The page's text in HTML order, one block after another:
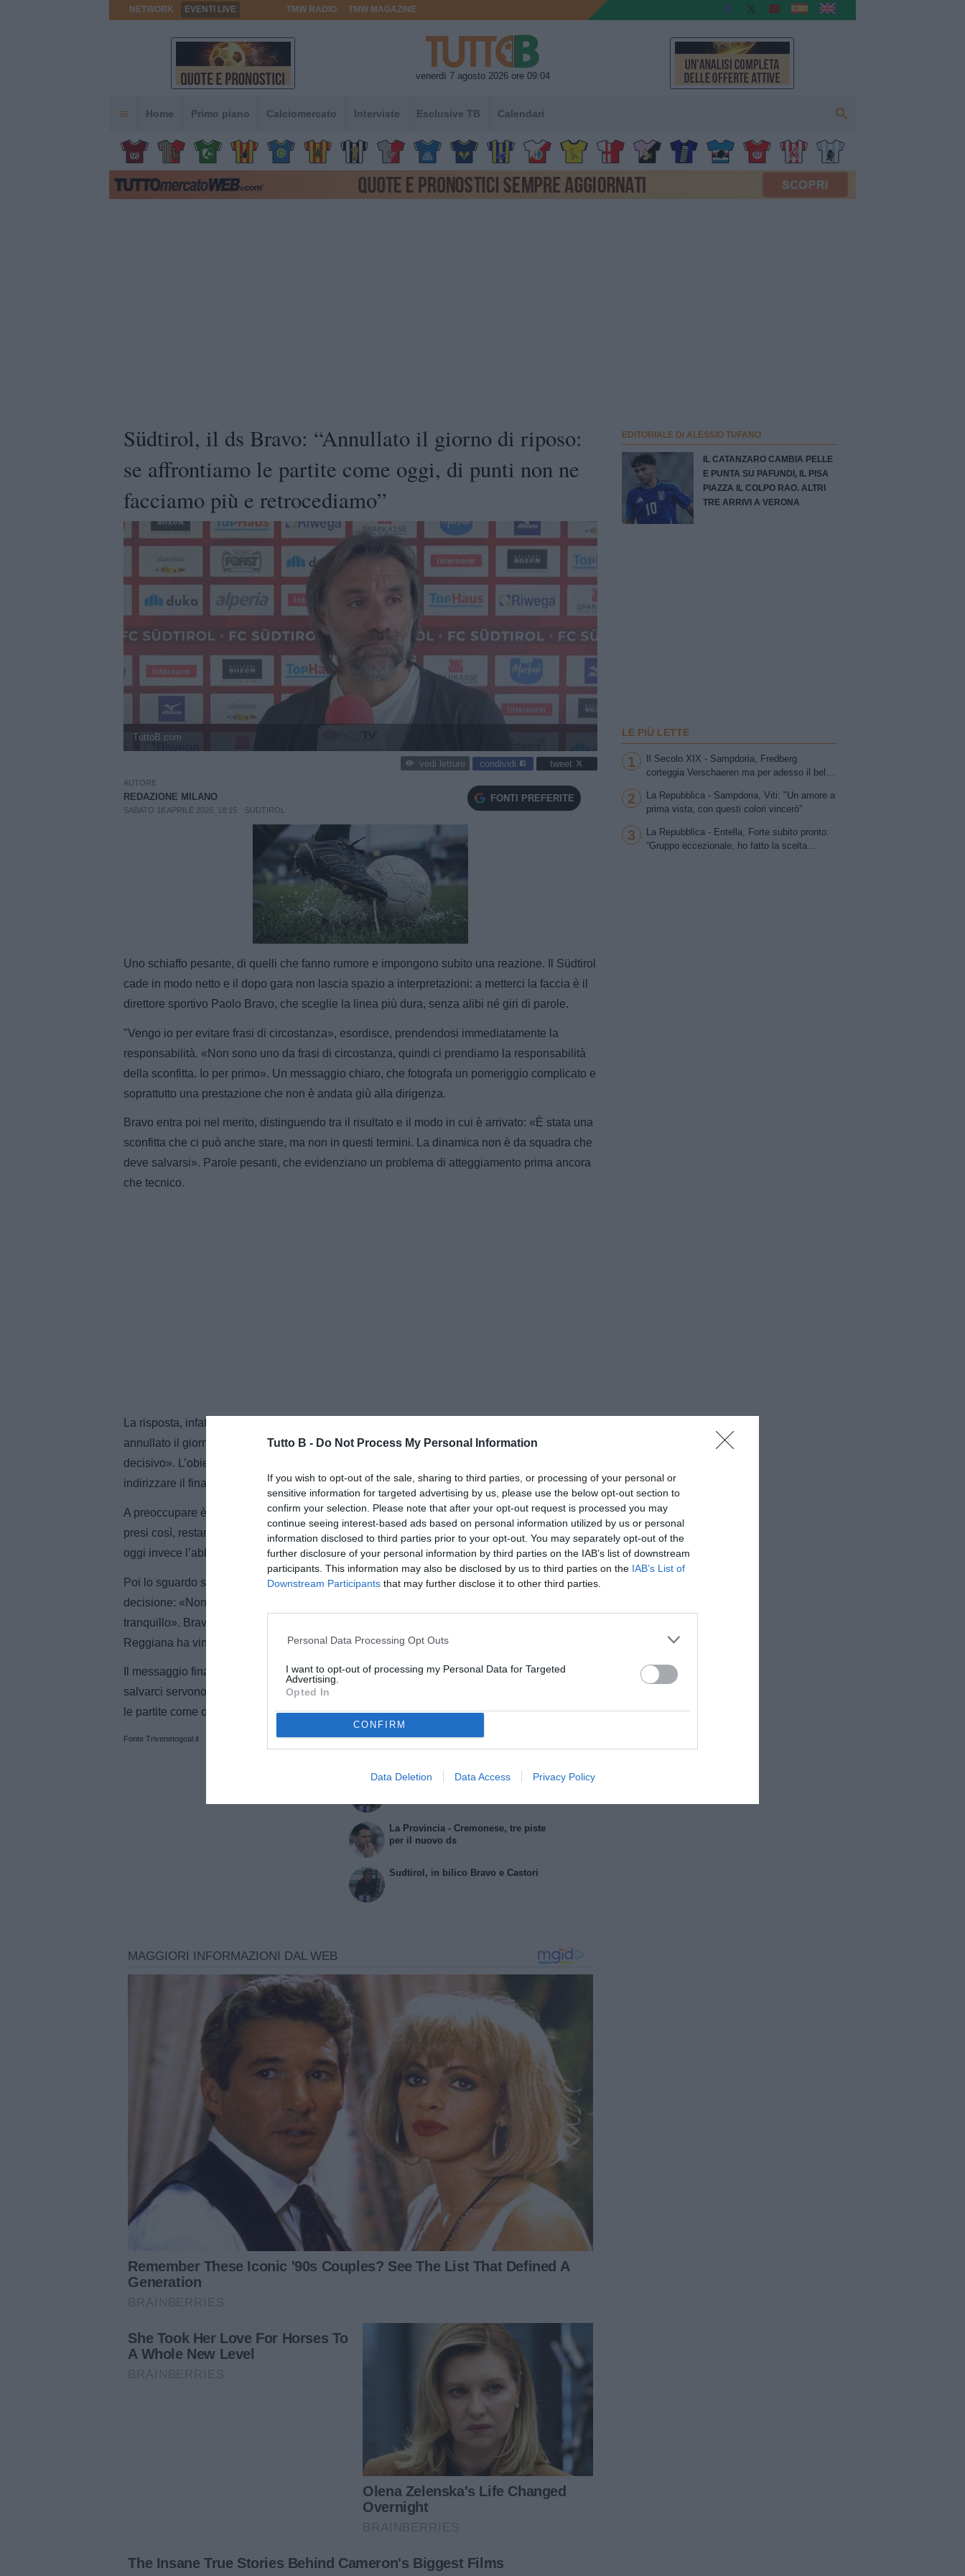
Tutto B - Do Not Process My Personal Information
If you wish to opt-out of the sale, sharing to third parties, or processing of your personal or
sensitive information for targeted advertising by us, please use the below opt-out section to
confirm your selection. Please note that after your opt-out request is processed you may
continue seeing interest-based ads based on personal information utilized by us or personal
information disclosed to third parties prior to your opt-out. You may separately opt-out of the
further disclosure of your personal information by third parties on the IAB’s list of downstream
participants. This information may also be disclosed by us to third parties on the IAB’s List of
Downstream Participants that may further disclose it to other third parties.
Personal Data Processing Opt Outs
I want to opt-out of processing my Personal Data for Targeted
Advertising.
Opted In
CONFIRM
Data Deletion Data Access Privacy Policy
NETWORK EVENTI LIVE TMW RADIO TMW MAGAZINE
venerdì 7 agosto 2026 ore 09:04
Home Primo piano Calciomercato Interviste Esclusive TB Calendari
Südtirol, il ds Bravo: “Annullato il giorno di riposo:
se affrontiamo le partite come oggi, di punti non ne
facciamo più e retrocediamo”
TuttoB.com
vedi letture condividi tweet
AUTORE
REDAZIONE MILANO
SABATO 18 APRILE 2026, 18:15 SUDTIROL
FONTI PREFERITE
Loaded:
100.00%
Uno schiaffo pesante, di quelli che fanno rumore e impongono subito una reazione. Il Südtirol
cade in modo netto e il dopo gara non lascia spazio a interpretazioni: a metterci la faccia è il
direttore sportivo Paolo Bravo, che sceglie la linea più dura, senza alibi né giri di parole.
"Vengo io per evitare frasi di circostanza», esordisce, prendendosi immediatamente la
responsabilità. «Non sono uno da frasi di circostanza, quindi ci prendiamo la responsabilità
della sconfitta. Io per primo». Un messaggio chiaro, che fotografa un pomeriggio complicato e
soprattutto una prestazione che non è andata giù alla dirigenza.
Bravo entra poi nel merito, distinguendo tra il risultato e il modo in cui è arrivato: «È stata una
sconfitta che ci può anche stare, ma non in questi termini. La dinamica non è da squadra che
deve salvarsi». Parole pesanti, che evidenziano un problema di atteggiamento prima ancora
che tecnico.
La risposta, infatti, è immediata e concreta: niente pausa, si torna subito al lavoro. «Verrà
annullato il giorno di riposo. Domani faremo allenamento e ci prepariamo a uno scontro
decisivo». L’obiettivo è chiaro: ritrovare subito mentalità e punti in vista di una gara che può
indirizzare il finale di stagione.
A preoccupare è soprattutto la gestione dei momenti difficili, come l’inferiorità numerica: «Gol
presi così, restando in dieci, non ci stanno. Altre volte abbiamo lottato e venduto cara la pelle,
oggi invece l’abbiamo regalata. Questo non ce lo possiamo permettere, io per primo».
Poi lo sguardo si sposta sulla classifica, dove ogni illusione viene spazzata via con
decisione: «Non è abbastanza niente in Serie B. È un campionato che non ti fa stare
tranquillo». Bravo richiama esempi recenti per ribadire il concetto: «L’anno scorso la
Reggiana ha vinto cinque partite nelle ultime cinque. Qui nessuno regala nulla».
Il messaggio finale è diretto e senza appello: «Sappiamo qual è la nostra dimensione. Per
salvarci servono ancora punti, almeno tre, e da qualche parte dobbiamo farli. Se affrontiamo
le partite come oggi, non ne facciamo nemmeno uno e retrocediamo».
Fonte Trivenetogoal.it
Cremonese: occhi su Bravo come ds,
La Provincia - Cremonese, tre piste
per il nuovo ds
Sudtirol, in bilico Bravo e Castori
EDITORIALE DI ALESSIO TUFANO
IL CATANZARO CAMBIA PELLE
E PUNTA SU PAFUNDI, IL PISA
PIAZZA IL COLPO RAO. ALTRI
TRE ARRIVI A VERONA
LE PIÙ LETTE
1
Il Secolo XIX - Sampdoria, Fredberg
corteggia Verschaeren ma per adesso il belga
2
La Repubblica - Sampdoria, Viti: "Un amore a
prima vista, con questi colori vincerò"
3
La Repubblica - Entella, Forte subito pronto:
“Gruppo eccezionale, ho fatto la scelta